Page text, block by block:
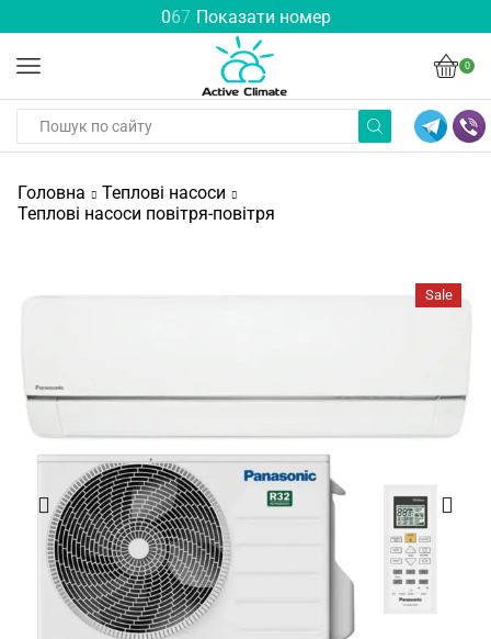
067 Показати номер
0
Головна
Теплові насоси
Теплові насоси повітря-повітря
Sale